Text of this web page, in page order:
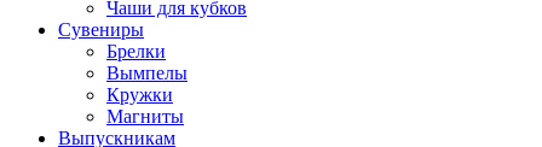
Чаши для кубков
Сувениры
Брелки
Вымпелы
Кружки
Магниты
Выпускникам